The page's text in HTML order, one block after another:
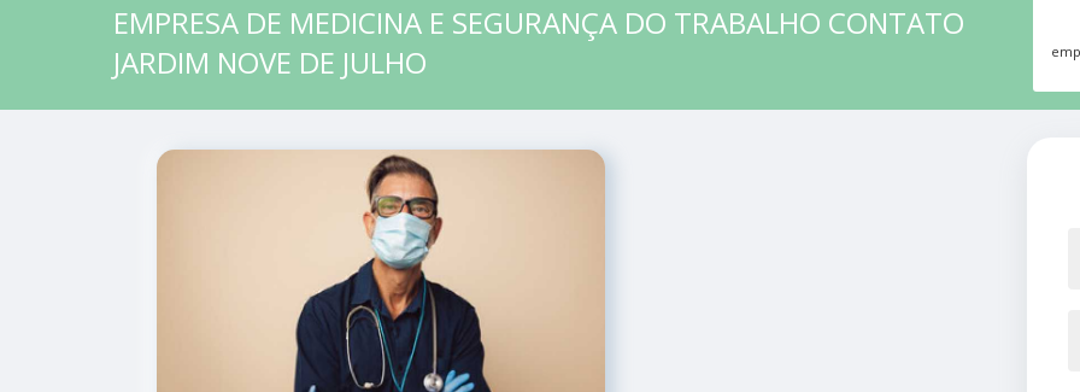
EMPRESA DE MEDICINA E SEGURANÇA DO TRABALHO CONTATO
JARDIM NOVE DE JULHO